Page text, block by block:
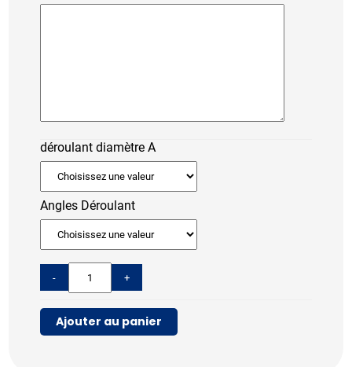
déroulant diamètre A
Angles Déroulant
- +
Ajouter au panier